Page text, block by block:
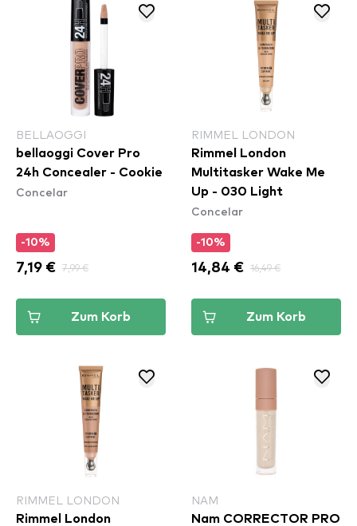
BELLAOGGI
bellaoggi Cover Pro
24h Concealer - Cookie
Concelar
-10%
7,19 € 7,99 €
Zum Korb
RIMMEL LONDON
Rimmel London
Multitasker Wake Me
Up - 030 Light
Concelar
-10%
14,84 € 16,49 €
Zum Korb
RIMMEL LONDON
Rimmel London
NAM
Nam CORRECTOR PRO